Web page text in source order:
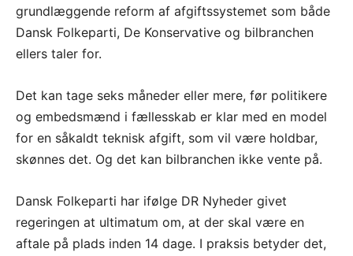
grundlæggende reform af afgiftssystemet som både
Dansk Folkeparti, De Konservative og bilbranchen
ellers taler for.
Det kan tage seks måneder eller mere, før politikere
og embedsmænd i fællesskab er klar med en model
for en såkaldt teknisk afgift, som vil være holdbar,
skønnes det. Og det kan bilbranchen ikke vente på.
Dansk Folkeparti har ifølge DR Nyheder givet
regeringen at ultimatum om, at der skal være en
aftale på plads inden 14 dage. I praksis betyder det,